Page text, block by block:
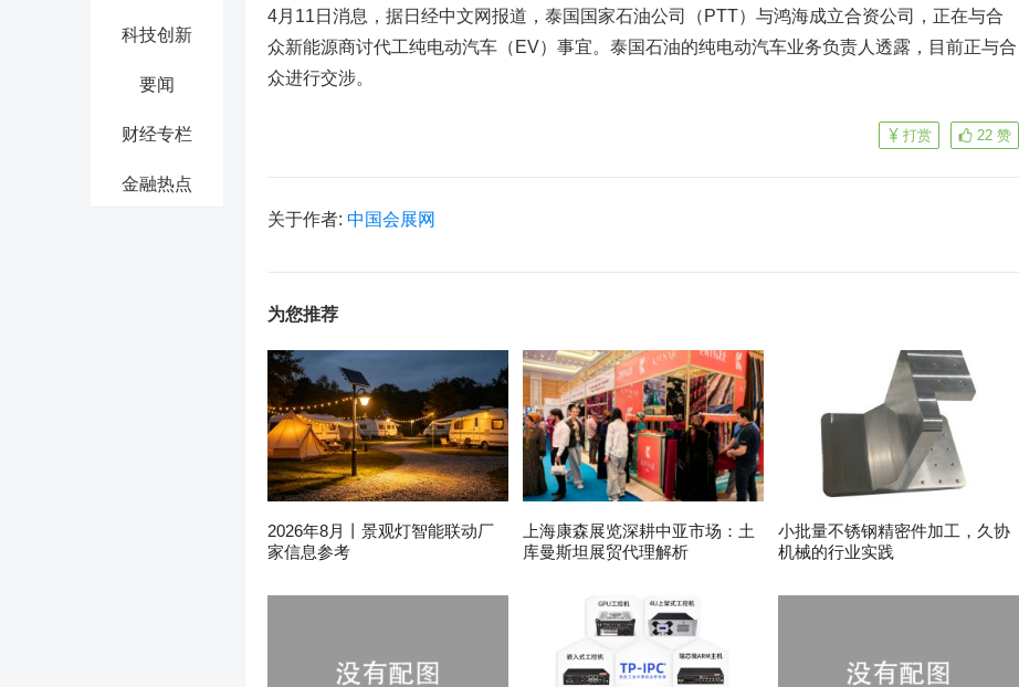
科技创新
要闻
财经专栏
金融热点
4月11日消息，据日经中文网报道，泰国国家石油公司（PTT）与鸿海成立合资公司，正在与合
众新能源商讨代工纯电动汽车（EV）事宜。泰国石油的纯电动汽车业务负责人透露，目前正与合
众进行交涉。
22 赞
打赏
关于作者: 中国会展网
为您推荐
2026年8月丨景观灯智能联动厂
家信息参考
上海康森展览深耕中亚市场：土
库曼斯坦展贸代理解析
小批量不锈钢精密件加工，久协
机械的行业实践